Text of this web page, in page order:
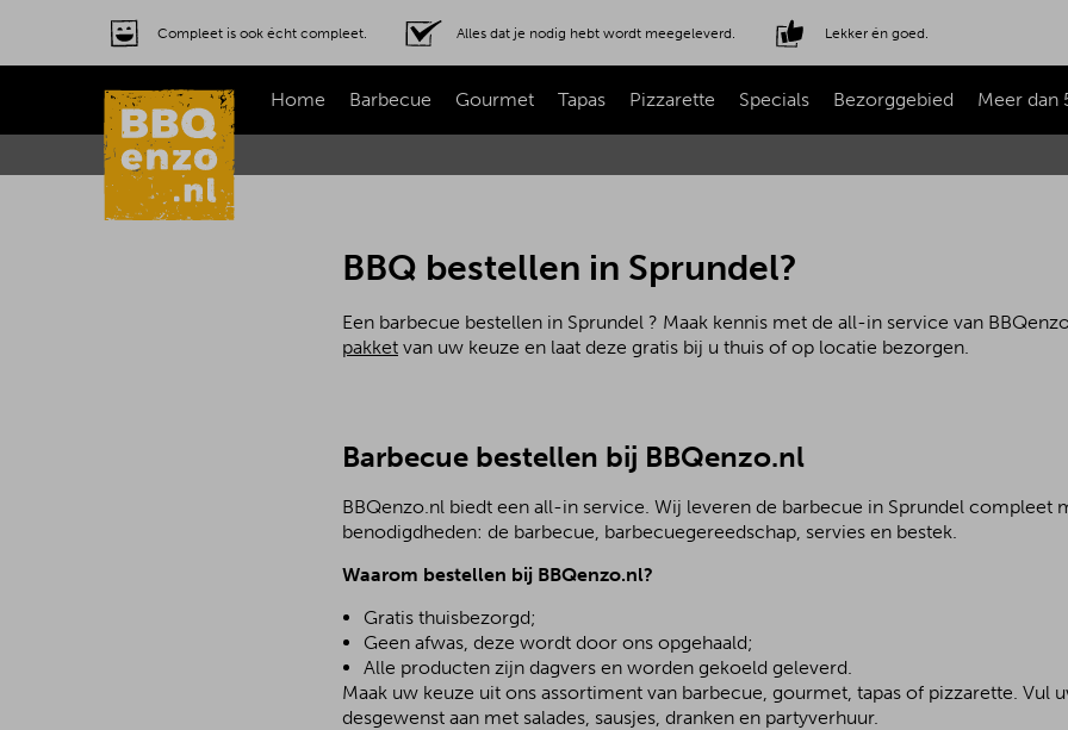
Compleet is ook écht compleet. Alles dat je nodig hebt wordt meegeleverd. Lekker én goed.
Home Barbecue Gourmet Tapas Pizzarette Specials Bezorggebied Meer dan
BBQ bestellen in Sprundel?
Een barbecue bestellen in Sprundel ? Maak kennis met de all-in service van
pakket van uw keuze en laat deze gratis bij u thuis of op locatie bezorgen.
Barbecue bestellen bij BBQenzo.nl
BBQenzo.nl biedt een all-in service. Wij leveren de barbecue in Sprundel compleet
benodigdheden: de barbecue, barbecuegereedschap, servies en bestek.
Waarom bestellen bij BBQenzo.nl?
Gratis thuisbezorgd;
Geen afwas, deze wordt door ons opgehaald;
Alle producten zijn dagvers en worden gekoeld geleverd.
Maak uw keuze uit ons assortiment van barbecue, gourmet, tapas of pizzarette. Vul
desgewenst aan met salades, sausjes, dranken en partyverhuur.